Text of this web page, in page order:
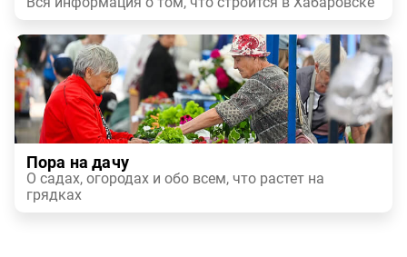
Пора на дачу
О садах, огородах и обо всем, что растет на
грядках